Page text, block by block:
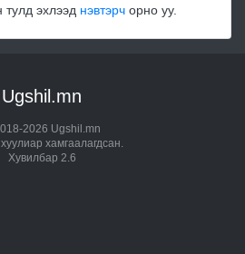
тулд эхлээд нэвтэрч орно уу.
Ugshil.mn
2026 Ugshil.mn
хамгаалагдсан.
Хувилбар 2.6